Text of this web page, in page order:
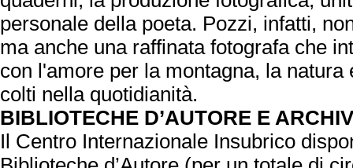
personale della poeta. Pozzi, infatti,
ma anche una raffinata fotografa che
con l'amore per la montagna, la
colti nella quotidianità.
BIBLIOTECHE D’AUTORE E
Il Centro Internazionale Insubrico